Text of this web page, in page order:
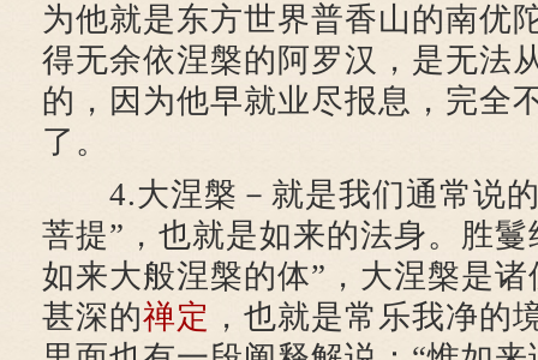
为他就是东方世界普香山的南优
得无余依涅槃的阿罗汉，是无法
的，因为他早就业尽报息，完全
了。
4.大涅槃－就是我们通常说的
菩提”，也就是如来的法身。胜
如来大般涅槃的体”，大涅槃是
甚深的禅定 ，也就是常乐我净的